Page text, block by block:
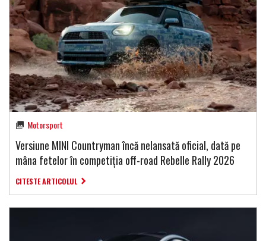
Motorsport
Versiune MINI Countryman încă nelansată oficial, dată pe
mâna fetelor în competiția off-road Rebelle Rally 2026
CITESTE ARTICOLUL